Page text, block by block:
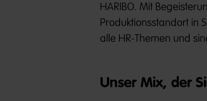
HARIBO. Mit
Produktionsstandort in
alle HR-Themen und
Unser Mix, der